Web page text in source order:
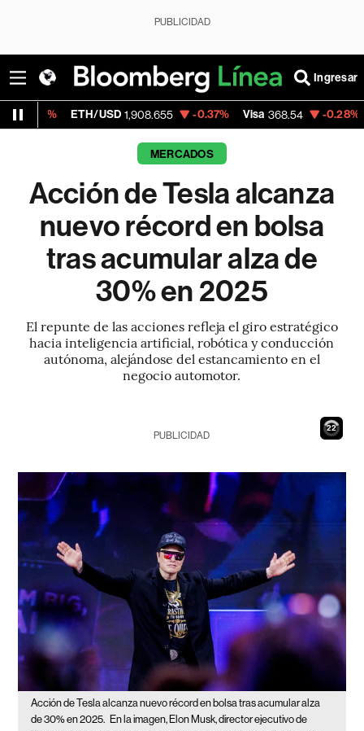
PUBLICIDAD
Ingresar
1,908.655 -0.37% Visa 368.54 -0.28% MercadoLibre
MERCADOS
Acción de Tesla alcanza
nuevo récord en bolsa
tras acumular alza de
30% en 2025
El repunte de las acciones refleja el giro estratégico
hacia inteligencia artificial, robótica y conducción
autónoma, alejándose del estancamiento en el
negocio automotor.
21
PUBLICIDAD
Acción de Tesla alcanza nuevo récord en bolsa tras acumular alza
de 30% en 2025. En la imagen, Elon Musk, director ejecutivo de